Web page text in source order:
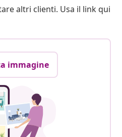
altri clienti. Usa il link qui
immagine